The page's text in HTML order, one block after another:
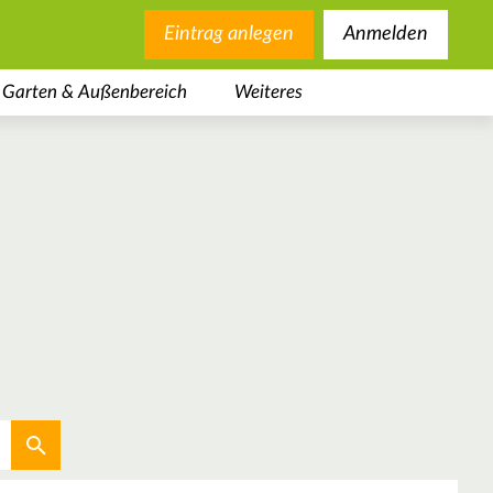
Eintrag anlegen Anmelden
Garten & Außenbereich Weiteres
Aktuellen Standort verwenden